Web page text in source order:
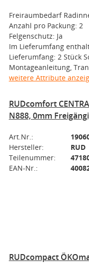
Freiraumbedarf
Anzahl pro Packung: 2
Felgenschutz: Ja
Im Lieferumfang
Lieferumfang: 2 Stück
Montageanleitung,
weitere Attribute
RUDcomfort
N888, 0mm
Art.Nr.:
Hersteller:
RUD
Teilenummer:
EAN-Nr.:
RUDcompact